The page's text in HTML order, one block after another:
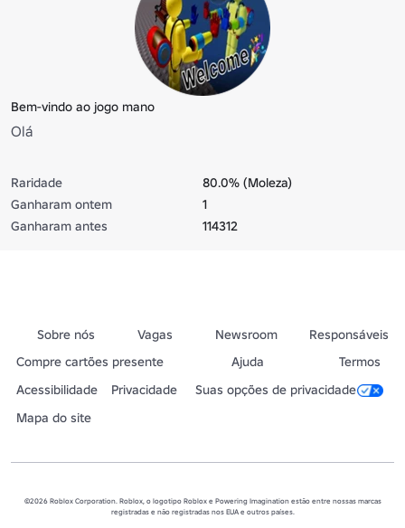
Bem-vindo ao jogo mano
Olá
Raridade
80.0% (Moleza)
Ganharam ontem
1
Ganharam antes
114312
Sobre nós Vagas Newsroom
Responsáveis
Compre cartões presente
Ajuda
Termos
Acessibilidade
Privacidade
Suas opções de privacidade
Mapa do site
©2026 Roblox Corporation. Roblox, o logotipo Roblox e Powering Imagination estão entre nossas marcas
registradas e não registradas nos EUA e outros países.